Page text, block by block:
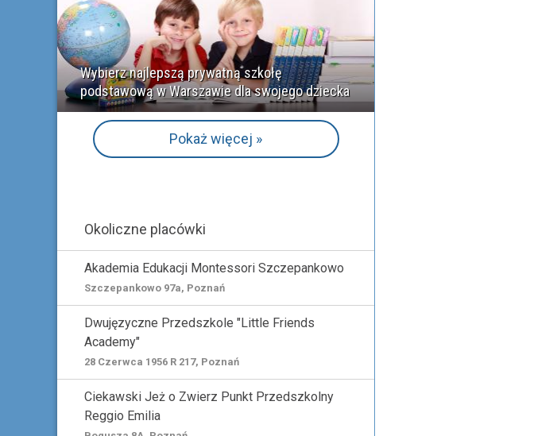
Wybierz najlepszą prywatną szkołę
podstawową w Warszawie dla swojego dziecka
Pokaż więcej »
Okoliczne placówki
Akademia Edukacji Montessori Szczepankowo
Szczepankowo 97a, Poznań
Dwujęzyczne Przedszkole "Little Friends
Academy"
28 Czerwca 1956 R 217, Poznań
Ciekawski Jeż o Zwierz Punkt Przedszkolny
Reggio Emilia